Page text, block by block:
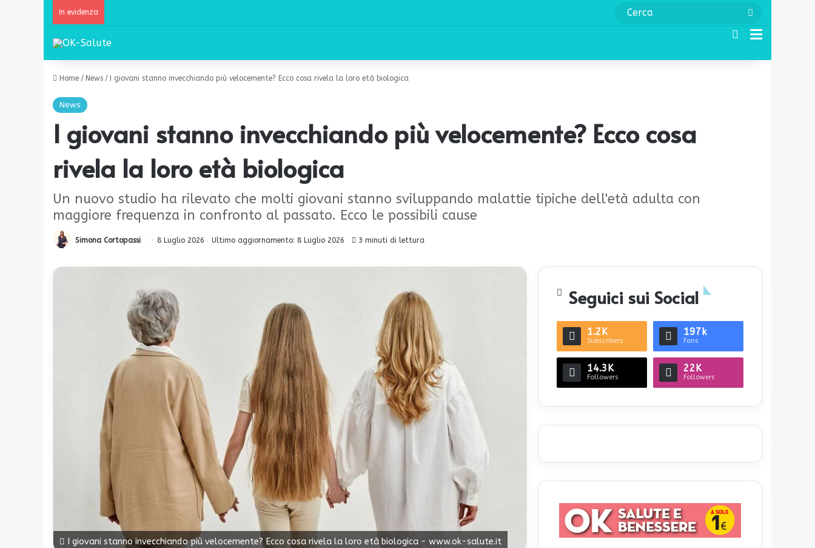
In evidenza
Cerca
Home / News / I giovani stanno invecchiando più velocemente? Ecco cosa rivela la loro età biologica
News
I giovani stanno invecchiando più velocemente? Ecco cosa
rivela la loro età biologica
Un nuovo studio ha rilevato che molti giovani stanno sviluppando malattie tipiche dell'età adulta con
maggiore frequenza in confronto al passato. Ecco le possibili cause
Simona Cortopassi 8 Luglio 2026 Ultimo aggiornamento: 8 Luglio 2026 3 minuti di lettura
I giovani stanno invecchiando più velocemente? Ecco cosa rivela la loro età biologica - www.ok-salute.it
Seguici sui Social
1.2K
Subscribers
197k
Fans
14.3K
Followers
22K
Followers